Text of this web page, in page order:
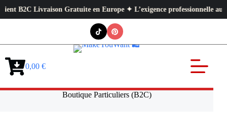
Gratuite en Europe ✦ L’exigence professionnelle au service de
Panier0,00 €
Boutique Particuliers (B2C)